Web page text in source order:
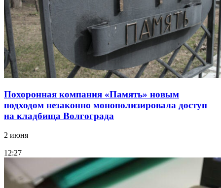
Похоронная компания «Память» новым
подходом незаконно монополизировала доступ
на кладбища Волгограда
2 июня
12:27